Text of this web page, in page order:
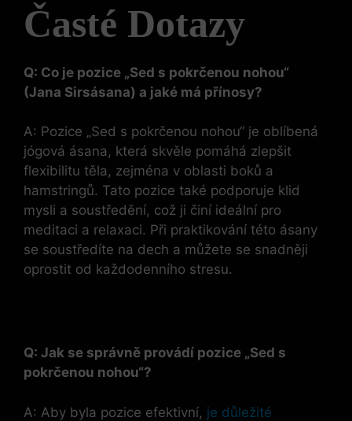
Časté Dotazy
Q: Co je pozice „Sed s pokrčenou nohou“
(Jana Sirsásana) a jaké má přínosy?
A: Pozice „Sed s pokrčenou nohou“ je oblíbená
jógová ásana, která skvěle pomáhá zlepšit
flexibilitu těla, zejména v oblasti boků a
hamstringů. Tato pozice také podporuje klid
mysli a soustředění, což ji činí ideální pro
meditaci a relaxaci. Při praktikování této ásany
se soustředíte na dech a můžete se snadněji
oprostit od každodenního stresu.
Q: Jak se správně provádí pozice „Sed s
pokrčenou nohou“?
A: Aby byla pozice efektivní, je důležité